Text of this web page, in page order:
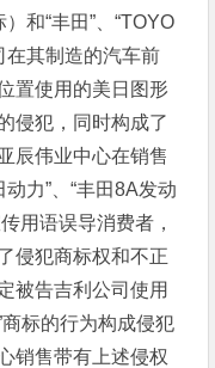
和“丰田”、“TOYO
在其制造的汽车前
置使用的美日图形
侵犯，同时构成了
辰伟业中心在销售
力”、“丰田8A发动
用语误导消费者，
侵犯商标权和不正
被告吉利公司使用
商标的行为构成侵犯
销售带有上述侵权